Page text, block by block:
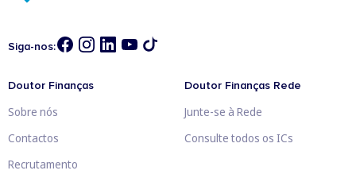
Siga-nos:
Doutor Finanças
Sobre nós
Contactos
Recrutamento
Doutor Finanças Rede
Junte-se à Rede
Consulte todos os ICs